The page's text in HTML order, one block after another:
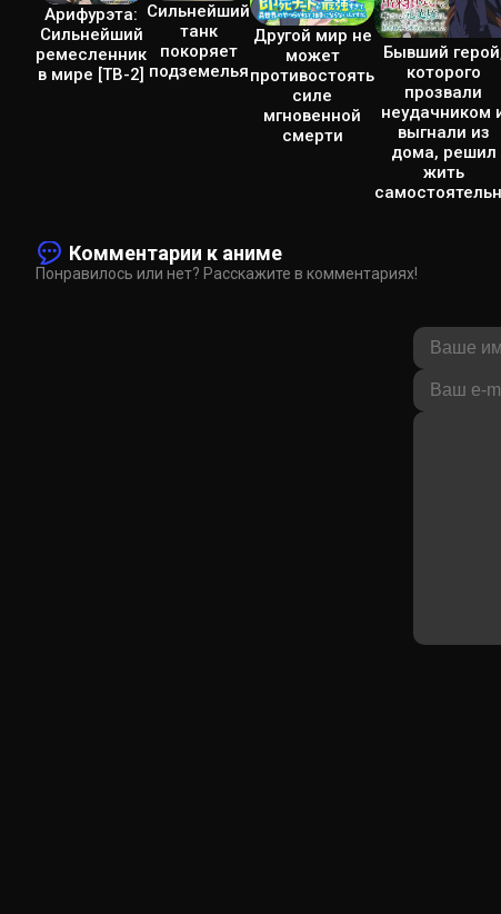
Арифурэта:
Сильнейший
ремесленник
в мире [ТВ-2]
Сильнейший
танк
покоряет
подземелья
Другой мир не
может
противостоять
силе
мгновенной
смерти
Бывший
которого
прозвали
неудачником
выгнали из
дома, решил
жить
Комментарии к аниме
Понравилось или нет? Расскажите в комментариях!